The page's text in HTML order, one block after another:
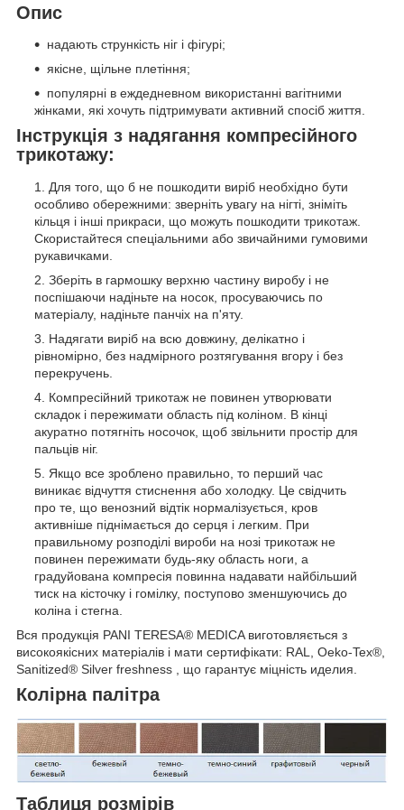
Опис
надають стрункість ніг і фігурі;
якісне, щільне плетіння;
популярні в еждедневном використанні вагітними
жінками, які хочуть підтримувати активний спосіб життя.
Інструкція з надягання компресійного
трикотажу:
Для того, що б не пошкодити виріб необхідно бути
особливо обережними: зверніть увагу на нігті, зніміть
кільця і інші прикраси, що можуть пошкодити трикотаж.
Скористайтеся спеціальними або звичайними гумовими
рукавичками.
Зберіть в гармошку верхню частину виробу і не
поспішаючи надіньте на носок, просуваючись по
матеріалу, надіньте панчіх на п'яту.
Надягати виріб на всю довжину, делікатно і
рівномірно, без надмірного розтягування вгору і без
перекручень.
Компресійний трикотаж не повинен утворювати
складок і пережимати область під коліном. В кінці
акуратно потягніть носочок, щоб звільнити простір для
пальців ніг.
Якщо все зроблено правильно, то перший час
виникає відчуття стиснення або холодку. Це свідчить
про те, що венозний відтік нормалізується, кров
активніше піднімається до серця і легким. При
правильному розподілі вироби на нозі трикотаж не
повинен пережимати будь-яку область ноги, а
градуйована компресія повинна надавати найбільший
тиск на кісточку і гомілку, поступово зменшуючись до
коліна і стегна.
Вся продукція PANI TERESA® MEDICA виготовляється з
високоякісних матеріалів і мати сертифікати: RAL, Oeko-Tex®,
Sanitized® Silver freshness , що гарантує міцність иделия.
Колірна палітра
Таблиця розмірів